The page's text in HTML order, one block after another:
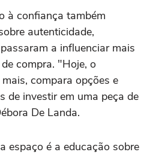
à confiança também
autenticidade,
a influenciar mais
compra. "Hoje, o
compara opções e
de investir em uma peça de
De Landa.
espaço é a educação sobre